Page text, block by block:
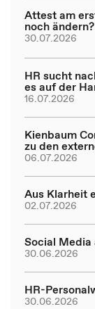
Attest am
noch ändern?
30.07.2026
HR sucht
es auf der
16.07.2026
Kienbaum
zu den
06.07.2026
Aus Klarheit
02.07.2026
Social
30.06.2026
HR-
30.06.2026